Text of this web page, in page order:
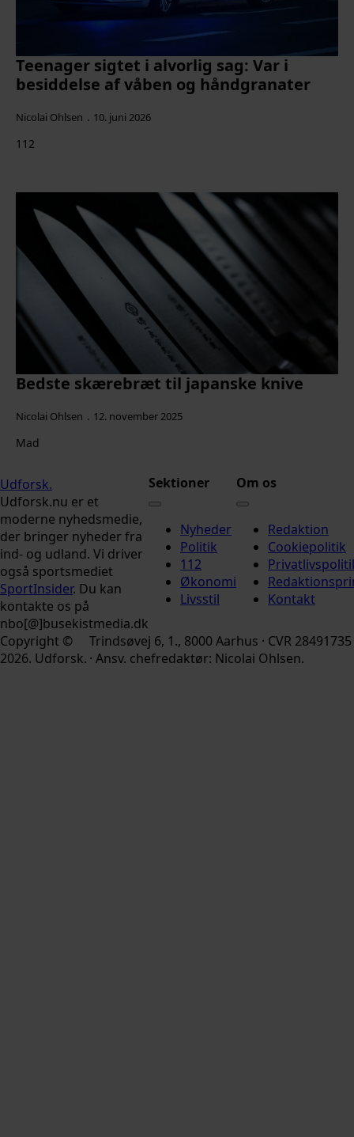
Teenager sigtet i alvorlig sag: Var i
besiddelse af våben og håndgranater
Nicolai Ohlsen 10. juni 2026
112
Bedste skærebræt til japanske knive
Nicolai Ohlsen 12. november 2025
Mad
Udforsk.
Udforsk.nu er et
moderne nyhedsmedie,
der bringer nyheder fra
ind- og udland. Vi driver
også sportsmediet
SportInsider. Du kan
kontakte os på
nbo[@]busekistmedia.dk
Sektioner
Nyheder
Politik
112
Økonomi
Livsstil
Om os
Redaktion
Cookiepolitik
Kontakt
Copyright ©
2026. Udforsk.
Trindsøvej 6, 1., 8000 Aarhus · CVR 28491735
· Ansv. chefredaktør: Nicolai Ohlsen.